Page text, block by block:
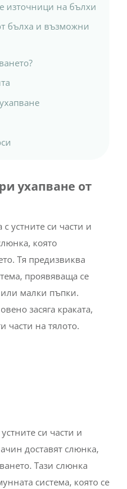
източници на бълхи
бълха и възможни
ухапване от
устните си части и
която
Тя предизвиква
проявяваща се
или малки пъпки.
засяга краката,
части на тялото.
си части и
доставят слюнка,
Тази слюнка
система, която се